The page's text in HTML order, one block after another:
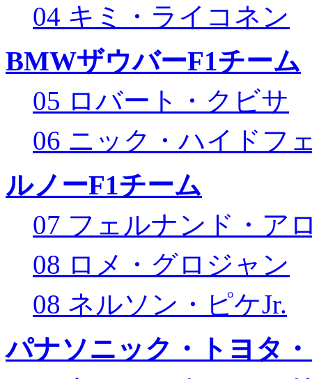
04 キミ・ライコネン
BMWザウバーF1チーム
05 ロバート・クビサ
06 ニック・ハイドフ
ルノーF1チーム
07 フェルナンド・ア
08 ロメ・グロジャン
08 ネルソン・ピケJr.
パナソニック・トヨタ